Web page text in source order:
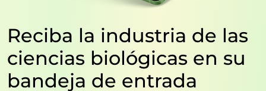
Reciba la industria de las
ciencias biológicas en su
bandeja de entrada